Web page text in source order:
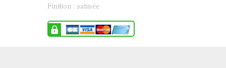
Finition : satinée